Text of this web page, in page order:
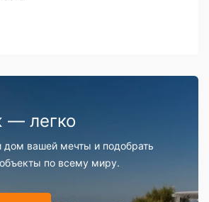
— легко
вашей мечты и подобрать
по всему миру.